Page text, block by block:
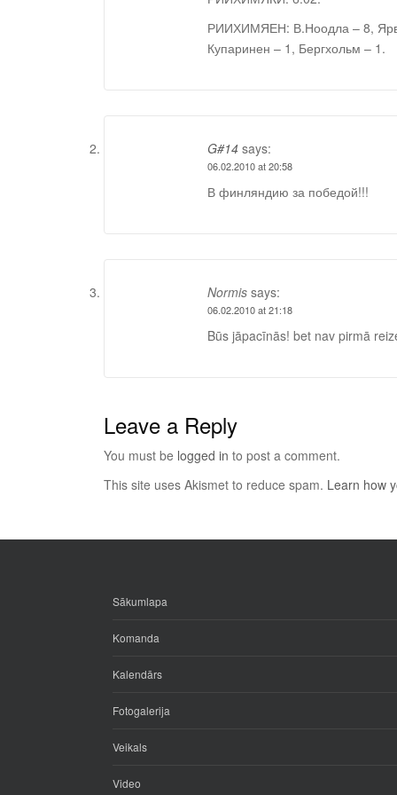
РИИХИМЯЕН: В.Ноодла – 8,
Купаринен – 1, Бергхольм – 1.
G#14 says:
06.02.2010 at 20:58
В финляндию за победой!!!
Normis says:
06.02.2010 at 21:18
Būs jāpacīnās! bet nav pirmā
Leave a Reply
You must be logged in to post a comment.
This site uses Akismet to reduce spam. Learn how
Sākumlapa
Komanda
Kalendārs
Fotogalerija
Veikals
Video